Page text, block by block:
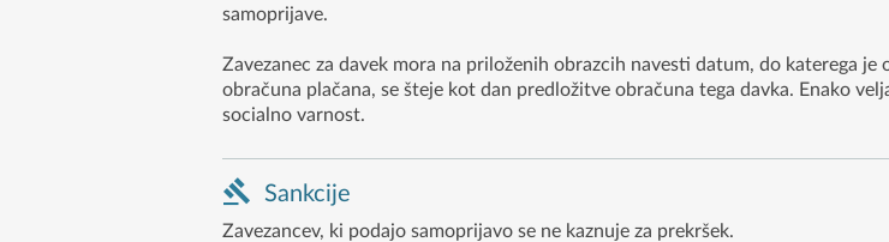
samoprijave.
Zavezanec za davek mora na priloženih obrazcih navesti datum, do katerega
obračuna plačana, se šteje kot dan predložitve obračuna tega davka. Enako
socialno varnost.
Sankcije
Zavezancev, ki podajo samoprijavo se ne kaznuje za prekršek.